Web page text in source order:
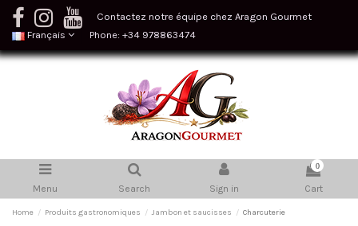
Contactez notre équipe chez Aragon Gourmet
Français
Phone: +34 978863474
Menu Search Sign in
0
Cart
Home Produits gastronomiques Jambon et saucisses Charcuterie